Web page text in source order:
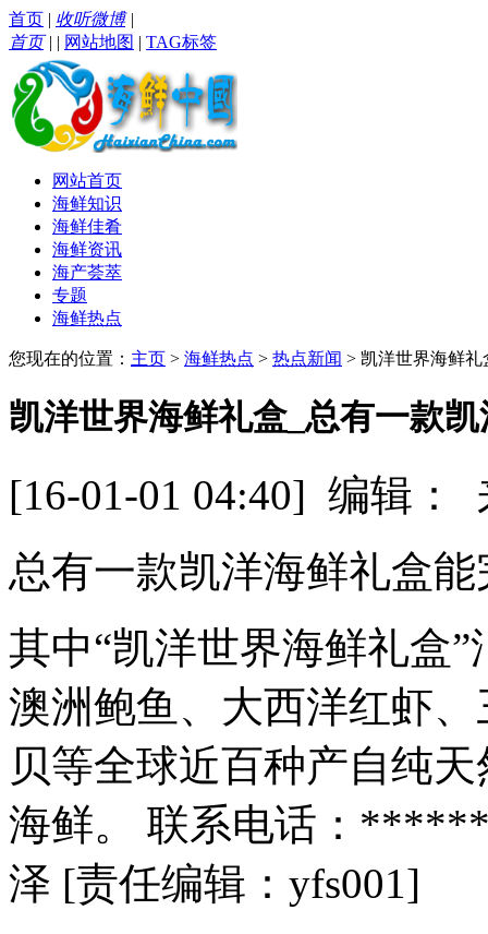
首页 | 收听微博|
首页| | 网站地图 | TAG标签
网站首页
海鲜知识
海鲜佳肴
海鲜资讯
海产荟萃
专题
海鲜热点
您现在的位置： 主页 > 海鲜热点 > 热点新闻 > 凯洋世界海鲜礼
凯洋世界海鲜礼盒_总有一款
[16-01-01 04:40] 编辑
总有一款凯洋海鲜礼盒能
其中“凯洋世界海鲜礼盒
澳洲鲍鱼、大西洋红虾
贝等全球近百种产自纯
海鲜。 联系电话：
泽 [责任编辑：yfs001]